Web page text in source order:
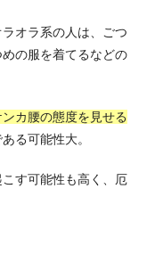
オラ系の人は、ごつ
の服を着てるなどの
カ腰の態度を見せる
ある可能性大。
す可能性も高く、厄